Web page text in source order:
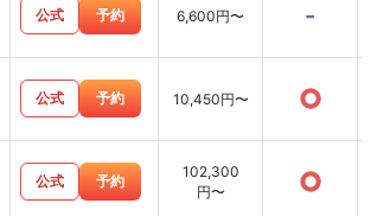
公式 予約 6,600円〜 -
公式 予約 10,450円〜 ○
公式 予約
102,300
円〜
○